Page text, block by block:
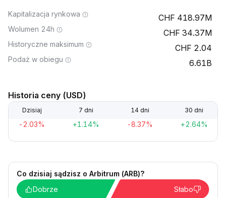
Kapitalizacja rynkowa 418.97M
Wolumen 24h 34.37M
Historyczne maksimum 2.04
Podaż w obiegu 6.61B
Historia ceny (USD)
Dzisiaj 7 dni 14 dni 30 dni
-2.03% +1.14% -8.37% +2.64%
Co dzisiaj sądzisz o Arbitrum (ARB)?
Dobrze
Słabo